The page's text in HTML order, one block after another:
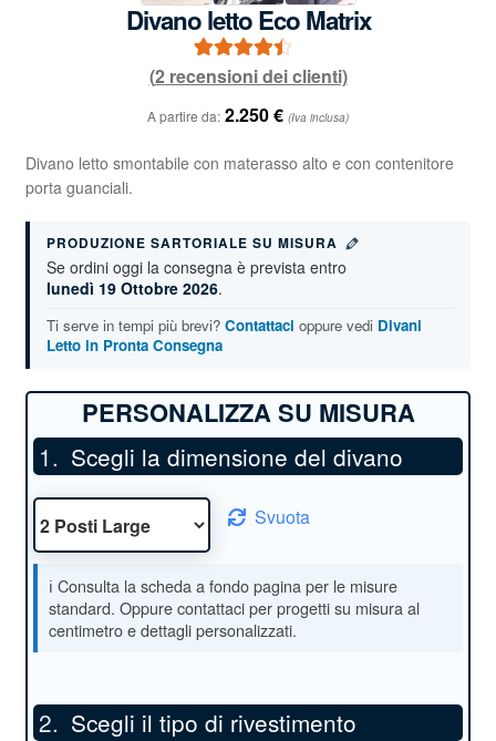
Divano letto Eco Matrix
Valutato
2
recensioni
(2recensioni dei clienti)
A partire da: 2.250€ (Iva inclusa)
Divano letto smontabile con materasso alto e con contenitore
porta guanciali.
PRODUZIONE SARTORIALE SU MISURA
Se ordini oggi la consegna è prevista entro
lunedì 19 Ottobre 2026.
Ti serve in tempi più brevi? Contattaci oppure vedi Divani
Letto in Pronta Consegna
Scegli la dimensione del divano
Svuota
Scegli il tipo di rivestimento